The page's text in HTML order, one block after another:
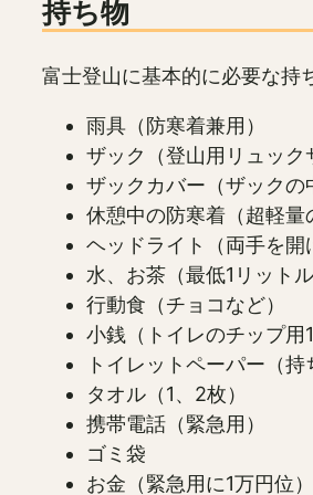
持ち物
富士登山に基本的に必要な持
雨具（防寒着兼用）
ザック（登山用リュック
ザックカバー（ザックの
休憩中の防寒着（超軽量
ヘッドライト（両手を開
水、お茶（最低1リットル
行動食（チョコなど）
小銭（トイレのチップ用
トイレットペーパー（持
タオル（1、2枚）
携帯電話（緊急用）
ゴミ袋
お金（緊急用に1万円位）